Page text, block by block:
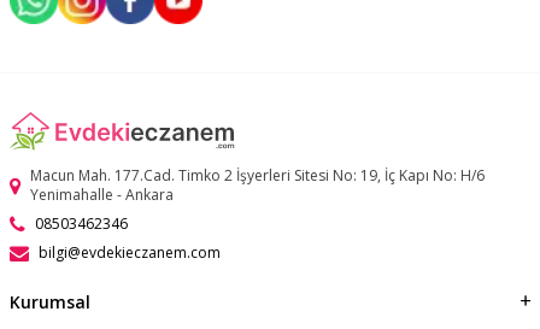
Macun Mah. 177.Cad. Timko 2 İşyerleri Sitesi No: 19, İç Kapı No: H/6
Yenimahalle - Ankara
08503462346
bilgi@evdekieczanem.com
Kurumsal